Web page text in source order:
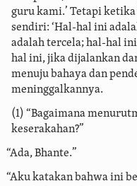
guru kami.’ Tetapi
sendiri: ‘Hal-hal ini
adalah tercela; hal-hal
hal ini, jika dijalankan
menuju bahaya dan
meninggalkannya.
(1) “Bagaimana
keserakahan?”
“Ada, Bhante.”
“Aku katakan bahwa ini